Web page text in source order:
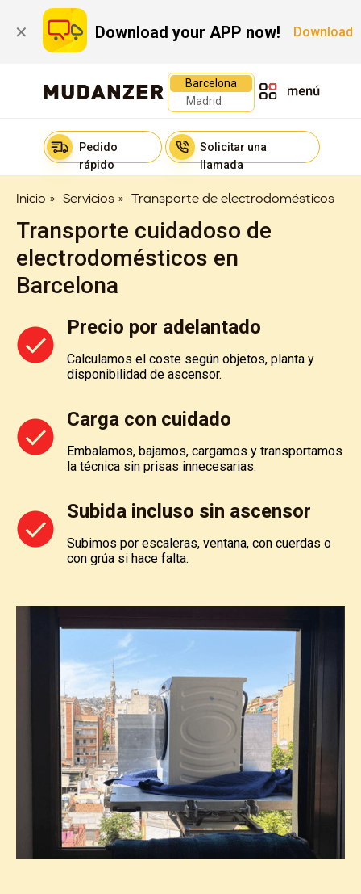
✕ Download your APP now! Download
Pedido
rápido
Solicitar una
llamada
Barcelona
Madrid
Inicio » Servicios » Transporte de electrodomésticos
Transporte cuidadoso de
electrodomésticos en
Barcelona
Precio por adelantado
Calculamos el coste según objetos, planta y
disponibilidad de ascensor.
Carga con cuidado
Embalamos, bajamos, cargamos y transportamos
la técnica sin prisas innecesarias.
Subida incluso sin ascensor
Subimos por escaleras, ventana, con cuerdas o
con grúa si hace falta.